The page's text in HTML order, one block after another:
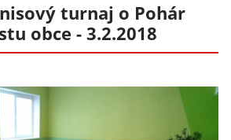
turnaj o Pohár
obce - 3.2.2018